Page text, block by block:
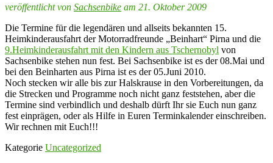
veröffentlicht von Sachsenbike am 21. Oktober 2009
Die Termine für die legendären und allseits bekannten 15.
Heimkinderausfahrt der Motorradfreunde „Beinhart“ Pirna und die
9.Heimkinderausfahrt mit den Kindern aus Tschernobyl von
Sachsenbike stehen nun fest. Bei Sachsenbike ist es der 08.Mai und
bei den Beinharten aus Pirna ist es der 05.Juni 2010.
Noch stecken wir alle bis zur Halskrause in den Vorbereitungen, da
die Strecken und Programme noch nicht ganz feststehen, aber die
Termine sind verbindlich und deshalb dürft Ihr sie Euch nun ganz
fest einprägen, oder als Hilfe in Euren Terminkalender einschreiben.
Wir rechnen mit Euch!!!
Kategorie Uncategorized